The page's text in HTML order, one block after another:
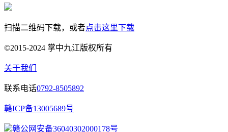
扫描二维码下载，或者点击这里下载
©2015-2024 掌中九江版权所有
关于我们
联系电话0792-8505892
赣ICP备13005689号
赣公网安备36040302000178号